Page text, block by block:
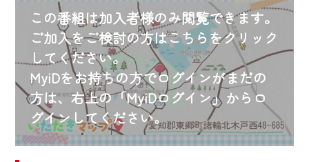
この番組は加入者様のみ閲覧できます。
ご加入をご検討の方はこちらをクリック
してください。
MyiDをお持ちの方でログインがまだの
方は、右上の「MyiDログイン」からロ
グインしてください。
2024/09/02
動画配信サービス『CCNet Web TV』は2024
年9月24日からリニューアルします！
【変更点】
◆デザイン変更により、お住まいの地域